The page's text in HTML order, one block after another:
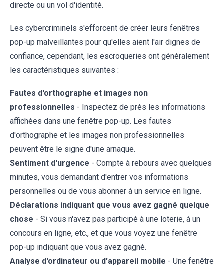
directe ou un vol d'identité.
Les cybercriminels s'efforcent de créer leurs fenêtres
pop-up malveillantes pour qu'elles aient l'air dignes de
confiance, cependant, les escroqueries ont généralement
les caractéristiques suivantes :
Fautes d'orthographe et images non
professionnelles - Inspectez de près les informations
affichées dans une fenêtre pop-up. Les fautes
d'orthographe et les images non professionnelles
peuvent être le signe d'une arnaque.
Sentiment d'urgence - Compte à rebours avec quelques
minutes, vous demandant d'entrer vos informations
personnelles ou de vous abonner à un service en ligne.
Déclarations indiquant que vous avez gagné quelque
chose - Si vous n'avez pas participé à une loterie, à un
concours en ligne, etc., et que vous voyez une fenêtre
pop-up indiquant que vous avez gagné.
Analyse d'ordinateur ou d'appareil mobile - Une fenêtre